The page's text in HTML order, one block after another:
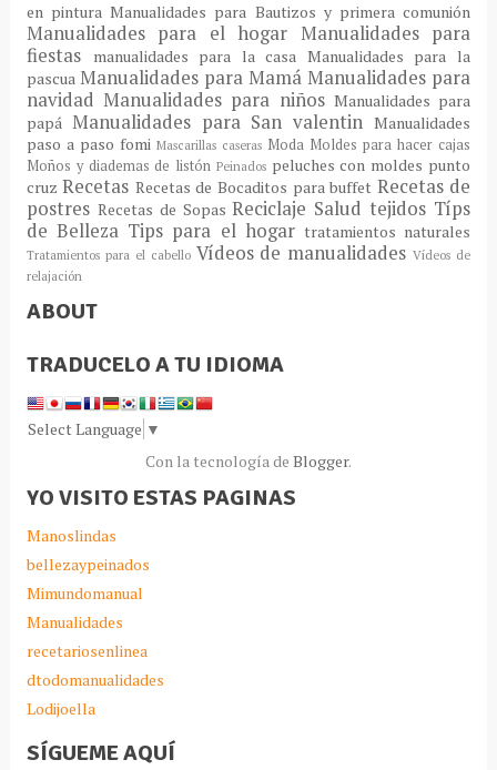
en pinturaManualidades para Bautizos y primera comunión
Manualidades para el hogar Manualidades para
fiestas
manualidades para la casa Manualidades para la
pascua Manualidades para MamáManualidades para
navidadManualidades para niños Manualidades para
papá Manualidades para San valentinManualidades
paso a paso fomi Mascarillas caseras Moda Moldes para hacer cajas
Moños y diademas de listón Peinados peluches con moldes punto
cruzRecetas Recetas de Bocaditos para buffet Recetas de
postres Recetas de SopasReciclaje Saludtejidos Típs
de Belleza Tips para el hogar tratamientos naturales
Tratamientos para el cabello Vídeos de manualidadesVídeos de
relajación
ABOUT
TRADUCELO A TU IDIOMA
Select Language ▼
Con la tecnología de Blogger.
YO VISITO ESTAS PAGINAS
Manoslindas
bellezaypeinados
Mimundomanual
Manualidades
recetariosenlinea
dtodomanualidades
Lodijoella
SÍGUEME AQUÍ